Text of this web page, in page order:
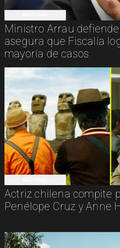
Ministro Arrau
asegura que Fiscalía
mayoría de casos
Actriz chilena compite
Penélope Cruz y Anne